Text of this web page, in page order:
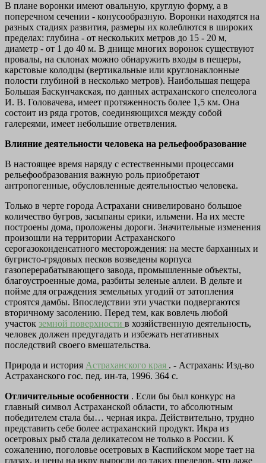
В плане воронки имеют овальную, круглую форму, а в
поперечном сечении - конусообразную. Воронки находятся на
разных стадиях развития, размеры их колеблются в широких
пределах: глубина - от нескольких метров до 15 - 20 м,
диаметр - от 1 до 40 м. В днище многих воронок существуют
провалы, на склонах можно обнаружить входы в пещеры,
карстовые колодцы (вертикальные или круглонаклонные
полости глубиной в несколько метров). Наибольшая пещера
Большая Баскунчакская, по данных астраханского спелеолога
И. В. Головачева, имеет протяженность более 1,5 км. Она
состоит из ряда гротов, соединяющихся между собой
галереями, имеет небольшие ответвления.
Влияние деятельности человека на рельефообразование
В настоящее время наряду с естественными процессами
рельефообразования важную роль приобретают
антропогенные, обусловленные деятельностью человека.
Только в черте города Астрахани снивелировано большое
количество бугров, засыпаны ерики, ильмени. На их месте
построены дома, проложены дороги. Значительные изменения
произошли на территории Астраханского
серогазоконденсатного месторождения: на месте барханных и
бугристо-грядовых песков возведены корпуса
газоперерабатывающего завода, промышленные объекты,
благоустроенные дома, разбиты зеленые аллеи. В дельте и
пойме для ограждения земельных угодий от затопления
строятся дамбы. Впоследствии эти участки подвергаются
вторичному засолению. Перед тем, как вовлечь любой
участок земной поверхности в хозяйственную деятельность,
человек должен предугадать и избежать негативных
последствий своего вмешательства.
Природа и история Астраханского края . - Астрахань: Изд-во
Астраханского гос. пед. ин-та, 1996. 364 с.
Отличительные особенности . Если бы был конкурс на
главный символ Астраханской области, то абсолютным
победителем стала бы… черная икра. Действительно, трудно
представить себе более астраханский продукт. Икра из
осетровых рыб стала деликатесом не только в России. К
сожалению, поголовье осетровых в Каспийском море тает на
глазах, и цены на икру выросли до таких пределов, что даже